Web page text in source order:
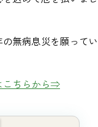
無病息災を願ってい
こちらから⇒